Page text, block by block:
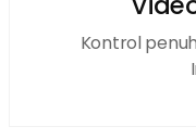
Kontrol